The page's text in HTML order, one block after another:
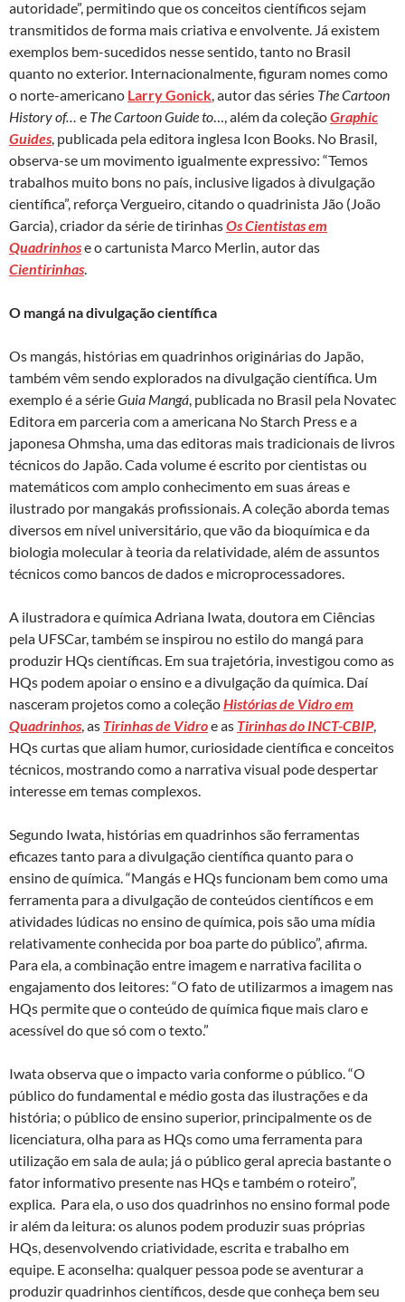
autoridade”, permitindo que os conceitos científicos sejam
transmitidos de forma mais criativa e envolvente. Já existem
exemplos bem-sucedidos nesse sentido, tanto no Brasil
quanto no exterior. Internacionalmente, figuram nomes como
o norte-americano Larry Gonick, autor das séries The Cartoon
History of… e The Cartoon Guide to…, além da coleçãoGraphic
Guides, publicada pela editora inglesa Icon Books. No Brasil,
observa-se um movimento igualmente expressivo: “Temos
trabalhos muito bons no país, inclusive ligados à divulgação
científica”, reforça Vergueiro, citando o quadrinista Jão (João
Garcia), criador da série de tirinhasOs Cientistas em
Quadrinhose o cartunista Marco Merlin, autor das
Cientirinhas.
O mangá na divulgação científica
Os mangás, histórias em quadrinhos originárias do Japão,
também vêm sendo explorados na divulgação científica. Um
exemplo é a sérieGuia Mangá, publicada no Brasil pela Novatec
Editora em parceria com a americana No Starch Press e a
japonesa Ohmsha, uma das editoras mais tradicionais de livros
técnicos do Japão. Cada volume é escrito por cientistas ou
matemáticos com amplo conhecimento em suas áreas e
ilustrado por mangakás profissionais. A coleção aborda temas
diversos em nível universitário, que vão da bioquímica e da
biologia molecular à teoria da relatividade, além de assuntos
técnicos como bancos de dados e microprocessadores.
A ilustradora e química Adriana Iwata, doutora em Ciências
pela UFSCar, também se inspirou no estilo do mangá para
produzir HQs científicas. Em sua trajetória, investigou como as
HQs podem apoiar o ensino e a divulgação da química. Daí
nasceram projetos como a coleçãoHistórias de Vidro em
Quadrinhos, as Tirinhas de Vidroe as Tirinhas do INCT-CBIP,
HQs curtas que aliam humor, curiosidade científica e conceitos
técnicos, mostrando como a narrativa visual pode despertar
interesse em temas complexos.
Segundo Iwata, histórias em quadrinhos são ferramentas
eficazes tanto para a divulgação científica quanto para o
ensino de química. “Mangás e HQs funcionam bem como uma
ferramenta para a divulgação de conteúdos científicos e em
atividades lúdicas no ensino de química, pois são uma mídia
relativamente conhecida por boa parte do público”, afirma.
Para ela, a combinação entre imagem e narrativa facilita o
engajamento dos leitores: “O fato de utilizarmos a imagem nas
HQs permite que o conteúdo de química fique mais claro e
acessível do que só com o texto.”
Iwata observa que o impacto varia conforme o público. “O
público do fundamental e médio gosta das ilustrações e da
história; o público de ensino superior, principalmente os de
licenciatura, olha para as HQs como uma ferramenta para
utilização em sala de aula; já o público geral aprecia bastante o
fator informativo presente nas HQs e também o roteiro”,
explica. Para ela, o uso dos quadrinhos no ensino formal pode
ir além da leitura: os alunos podem produzir suas próprias
HQs, desenvolvendo criatividade, escrita e trabalho em
equipe. E aconselha: qualquer pessoa pode se aventurar a
produzir quadrinhos científicos, desde que conheça bem seu